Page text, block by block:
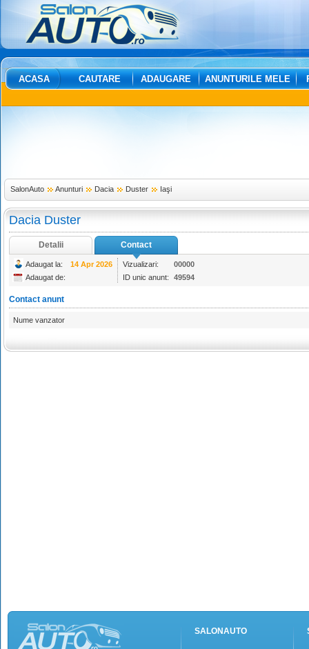
ACASA CAUTARE ADAUGARE ANUNTURILE MELE
SalonAuto Anunturi Dacia Duster Iaşi
Dacia Duster
Detalii Contact
Adaugat la: 14 Apr 2026 Vizualizari:
00000
Adaugat de:
ID unic anunt: 49594
Contact anunt
Nume vanzator
SALONAUTO